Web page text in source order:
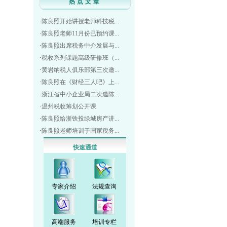
热点文章
·陈良照开始讲授老师科技税...
·陈良照老师11月份已预约课...
·陈良照出席税务中介发展与...
·税收系列课题高级研修班（...
·黄岩纳税人俱乐部第三次邀...
·陈良照在《财经三人吧》上...
·浙江省中小企业局二次邀陈...
·温州税收筹划公开课
·陈良照给浙铁投绿城房产讲...
·陈良照老师培训于国家税务...
快速通道
专家介绍 法规查询
高端服务 培训专栏